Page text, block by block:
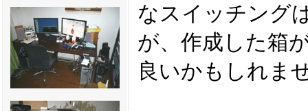
なスイッチング
が、作成した箱
良いかもしれま